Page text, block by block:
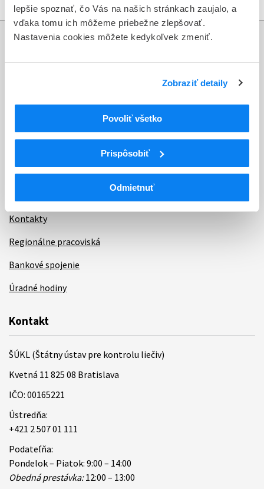
lepšie spoznať, čo Vás na našich stránkach zaujalo, a
vďaka tomu ich môžeme priebežne zlepšovať.
Nastavenia cookies môžete kedykoľvek zmeniť.
Zobraziť detaily
Povoliť všetko
Prispôsobiť
Odmietnuť
Dotazník spokojnosti zákazníka
Poskytovanie informácií
Ochrana osobných údajov
Kontakty
Regionálne pracoviská
Bankové spojenie
Úradné hodiny
Kontakt
ŠÚKL (Štátny ústav pre kontrolu liečiv)
Kvetná 11 825 08 Bratislava
IČO: 00165221
Ústredňa:
+421 2 507 01 111
Podateľňa:
Pondelok – Piatok: 9:00 – 14:00
Obedná prestávka:12:00 – 13:00